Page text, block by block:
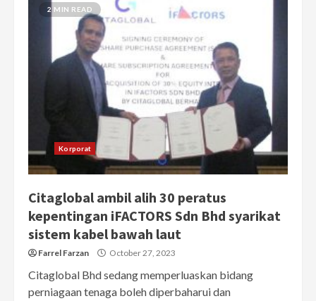
2 MIN READ
Korporat
Citaglobal ambil alih 30 peratus
kepentingan iFACTORS Sdn Bhd syarikat
sistem kabel bawah laut
Farrel Farzan October 27, 2023
Citaglobal Bhd sedang memperluaskan bidang
perniagaan tenaga boleh diperbaharui dan